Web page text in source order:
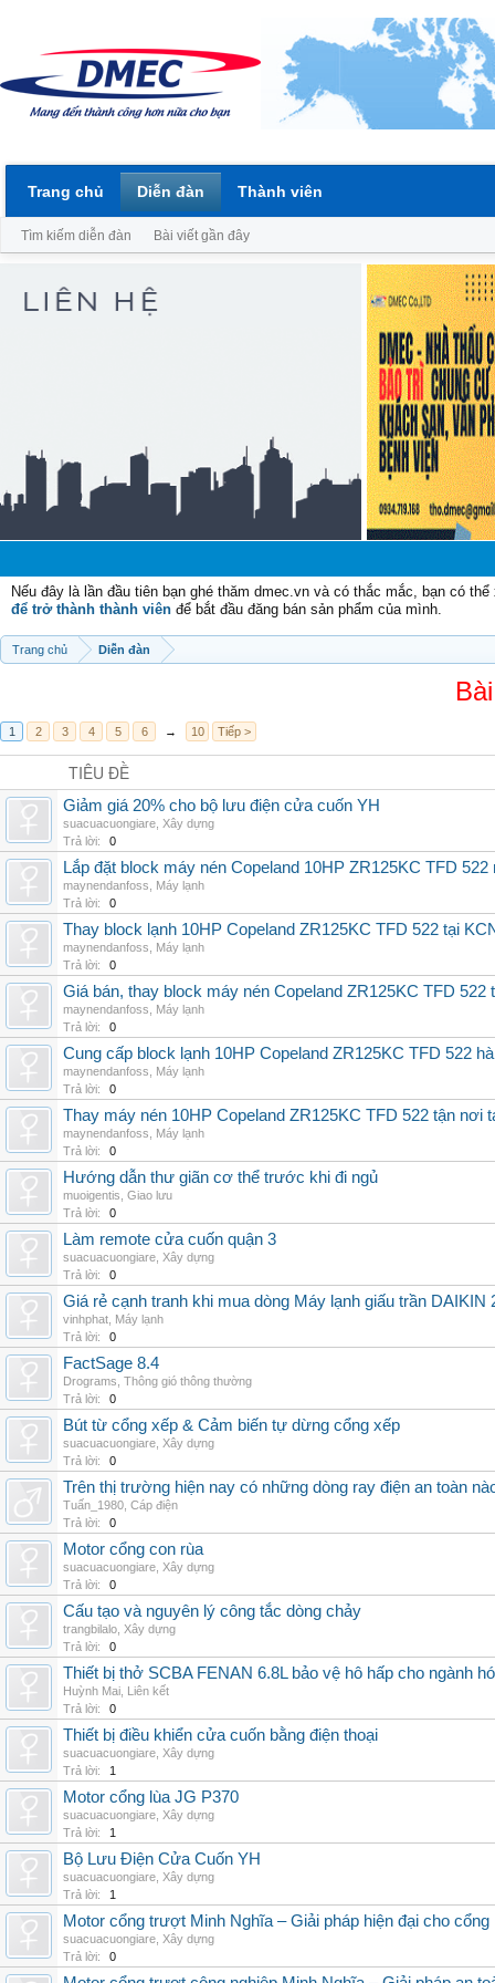
Nếu đây là lần đầu tiên bạn ghé thăm dmec.vn và có thắc mắc, bạn có
để trở thành thành viên để bắt đầu đăng bán sản phẩm của mình.
Trang chủ Diễn đàn
1 2 3 4 5 6 → 10 Tiếp >
TIÊU ĐỀ
Giảm giá 20% cho bộ lưu điện cửa cuốn YH
suacuacuongiare Xây dựng
Trả lời:
0
Lắp đặt block máy nén Copeland 10HP ZR125KC TFD
maynendanfoss
Máy lạnh
Trả lời:
0
Thay block lạnh 10HP Copeland ZR125KC TFD 522 tại
maynendanfoss
Máy lạnh
Trả lời:
0
Giá bán, thay block máy nén Copeland ZR125KC TFD
maynendanfoss
Máy lạnh
Trả lời:
0
Cung cấp block lạnh 10HP Copeland ZR125KC TFD 522
maynendanfoss
Máy lạnh
Trả lời:
0
Thay máy nén 10HP Copeland ZR125KC TFD 522 tận nơi
maynendanfoss
Máy lạnh
Trả lời:
0
Hướng dẫn thư giãn cơ thể trước khi đi ngủ
muoigentis Giao lưu
Trả lời:
0
Làm remote cửa cuốn quận 3
suacuacuongiare Xây dựng
Trả lời:
0
Giá rẻ cạnh tranh khi mua dòng Máy lạnh giấu trần DAIKIN
vinhphat Máy lạnh
Trả lời:
0
FactSage 8.4
Drograms Thông gió thông thường
Trả lời:
0
Bút từ cổng xếp & Cảm biến tự dừng cổng xếp
suacuacuongiare Xây dựng
Trả lời:
0
Trên thị trường hiện nay có những dòng ray điện an toàn
Tuấn_1980 Cáp điện
Trả lời:
0
Motor cổng con rùa
suacuacuongiare Xây dựng
Trả lời:
0
Cấu tạo và nguyên lý công tắc dòng chảy
trangbilalo Xây dựng
Trả lời:
0
Thiết bị thở SCBA FENAN 6.8L bảo vệ hô hấp cho ngành
Huỳnh Mai Liên kết
Trả lời:
0
Thiết bị điều khiển cửa cuốn bằng điện thoại
suacuacuongiare Xây dựng
Trả lời:
1
Motor cổng lùa JG P370
suacuacuongiare Xây dựng
Trả lời:
1
Bộ Lưu Điện Cửa Cuốn YH
suacuacuongiare Xây dựng
Trả lời:
1
Motor cổng trượt Minh Nghĩa – Giải pháp hiện đại cho
suacuacuongiare Xây dựng
Trả lời:
0
Trang chủ Diễn đàn
Tìm kiếm diễn đàn Bài viết gần đây
Thành viên